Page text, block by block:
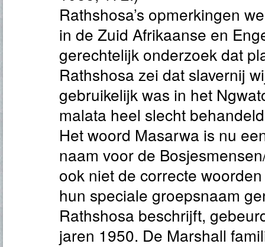
Rathshosa’s opmerkingen
in de Zuid Afrikaanse en
gerechtelijk onderzoek dat
Rathshosa zei dat slavernij
gebruikelijk was in het
malata heel slecht
Het woord Masarwa is nu
naam voor de
ook niet de correcte
hun speciale groepsnaam
Rathshosa beschrijft,
jaren 1950. De Marshall